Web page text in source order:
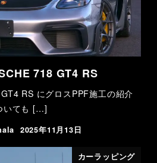
718 GT4 RS
RS にグロスPPF施工の紹介
いても […]
2025年11月13日
カーラッピング